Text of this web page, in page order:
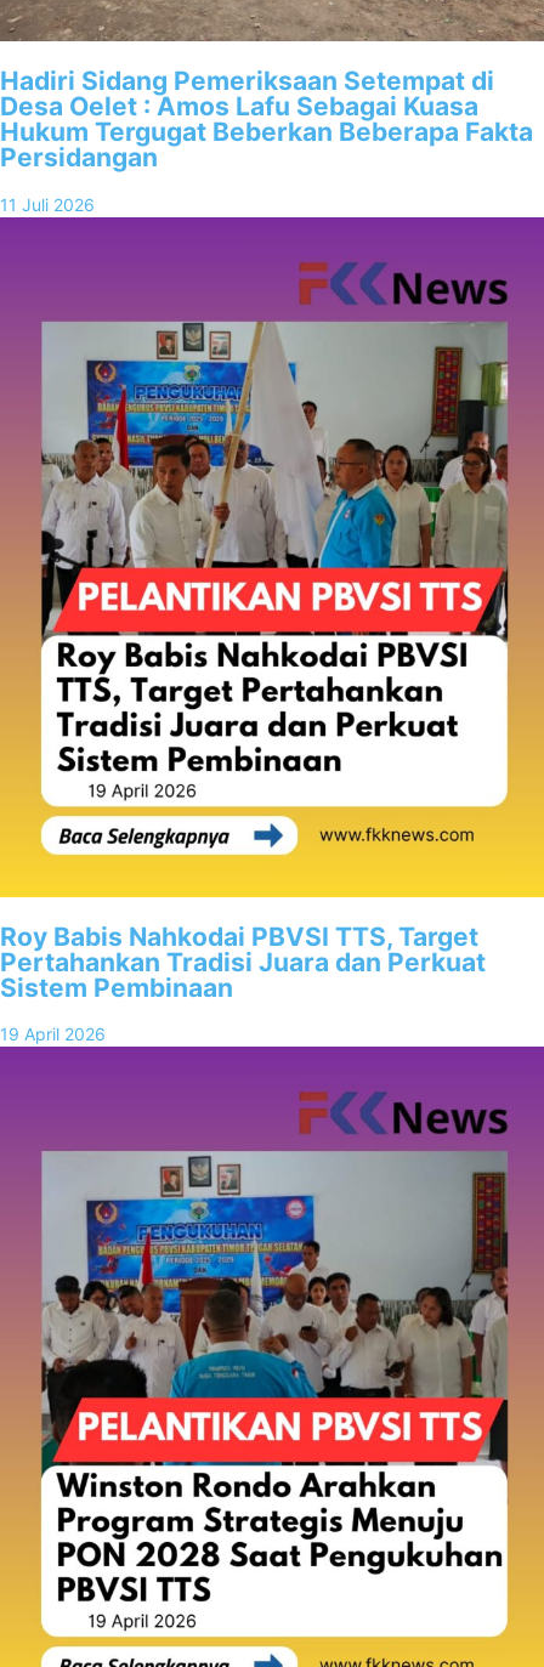
Hadiri Sidang Pemeriksaan Setempat di
Desa Oelet : Amos Lafu Sebagai Kuasa
Hukum Tergugat Beberkan Beberapa Fakta
Persidangan
11 Juli 2026
Roy Babis Nahkodai PBVSI TTS, Target
Pertahankan Tradisi Juara dan Perkuat
Sistem Pembinaan
19 April 2026